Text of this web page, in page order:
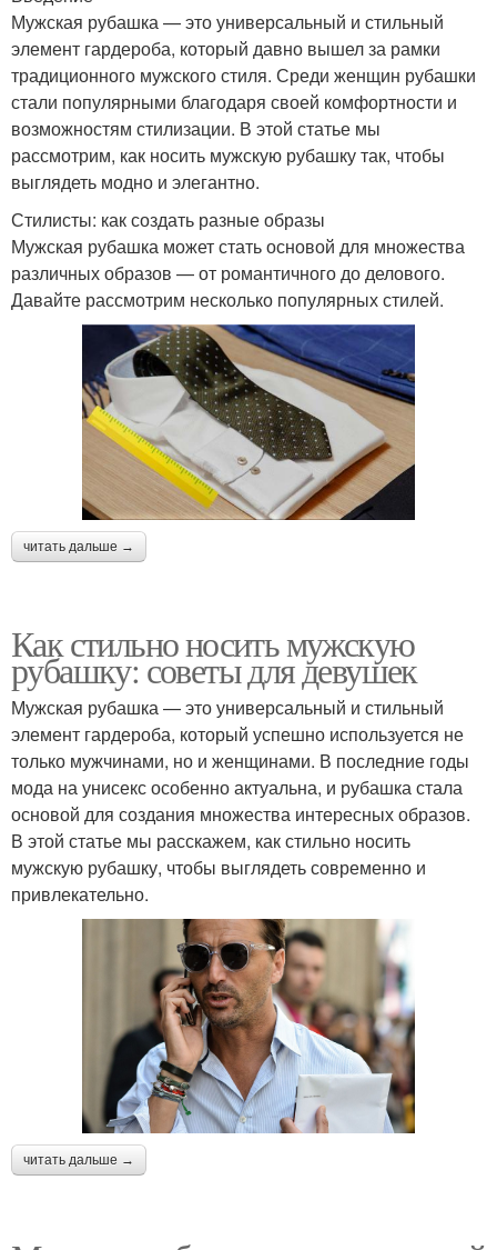
Мужская рубашка — это универсальный и стильный
элемент гардероба, который давно вышел за рамки
традиционного мужского стиля. Среди женщин рубашки
стали популярными благодаря своей комфортности и
возможностям стилизации. В этой статье мы
рассмотрим, как носить мужскую рубашку так, чтобы
выглядеть модно и элегантно.
Стилисты: как создать разные образы
Мужская рубашка может стать основой для множества
различных образов — от романтичного до делового.
Давайте рассмотрим несколько популярных стилей.
читать дальше →
Как стильно носить мужскую
рубашку: советы для девушек
Мужская рубашка — это универсальный и стильный
элемент гардероба, который успешно используется не
только мужчинами, но и женщинами. В последние годы
мода на унисекс особенно актуальна, и рубашка стала
основой для создания множества интересных образов.
В этой статье мы расскажем, как стильно носить
мужскую рубашку, чтобы выглядеть современно и
привлекательно.
читать дальше →